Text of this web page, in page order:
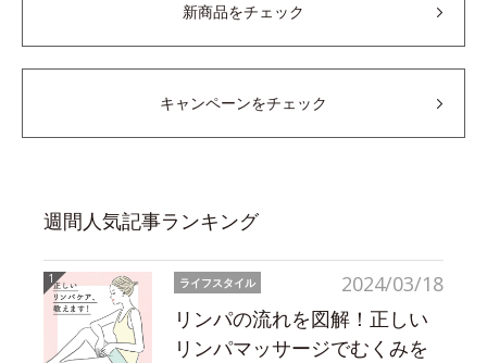
新商品をチェック
キャンペーンをチェック
週間人気記事ランキング
2024/03/18
ライフスタイル
リンパの流れを図解！正しい
リンパマッサージでむくみを